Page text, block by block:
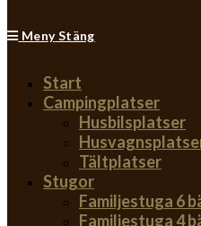
Meny Stäng
Start
Campingplatser
Husbilsplatser
Tältplatser
Stugor
Familjestuga 6
Familjestuga 4